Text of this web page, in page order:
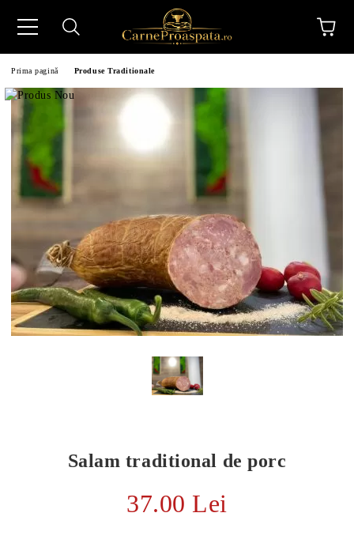
Prima pagină Produse Traditionale
Salam traditional de porc
37.00 Lei